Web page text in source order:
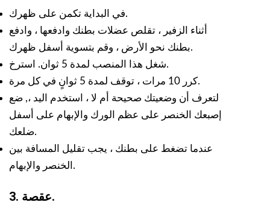
في البداية تكمن على ظهرك.
أثناء الزفير ، تقلص عضلات بطنك وادفعها ، وادفع
بطنك نحو الأرض ، وقم بتسوية أسفل ظهرك.
شغل هذا المنصب لمدة 5 ثوان. استرخ.
كرر 10 مرات ، توقف لمدة 5 ثوانٍ في كل مرة.
لتعرف أن وضعيتك صحيحة أم لا ، استخدم اليد ،, ضع
إصبعك الخنصر على عظم الورك والإبهام على أسفل
ضلعك.
عندما تضغط على بطنك ، يجب تقليل المسافة بين
الخنصر والإبهام.
3. عقصة.